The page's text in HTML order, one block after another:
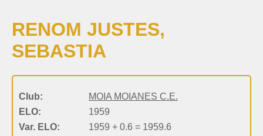
RENOM JUSTES,
SEBASTIA
Club:
MOIA MOIANES C.E.
ELO:
1959
Var. ELO:
1959 + 0.6 = 1959.6